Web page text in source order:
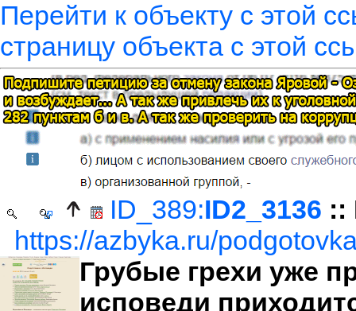
Перейти к объекту с этой
страницу объекта с этой
ID_389:ID2_3136 ::
https://azbyka.ru/
Грубые грехи уже
исповеди